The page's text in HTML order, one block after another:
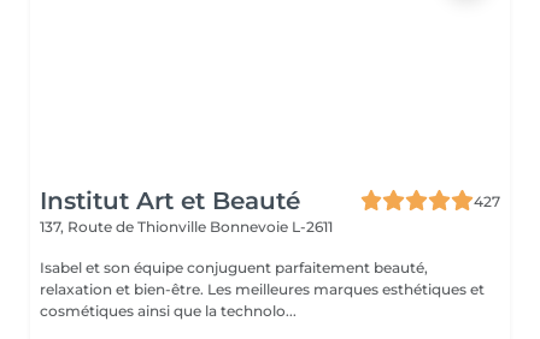
Institut Art et Beauté
427
137, Route de Thionville Bonnevoie L-2611
Isabel et son équipe conjuguent parfaitement beauté,
relaxation et bien-être. Les meilleures marques esthétiques et
cosmétiques ainsi que la technolo...